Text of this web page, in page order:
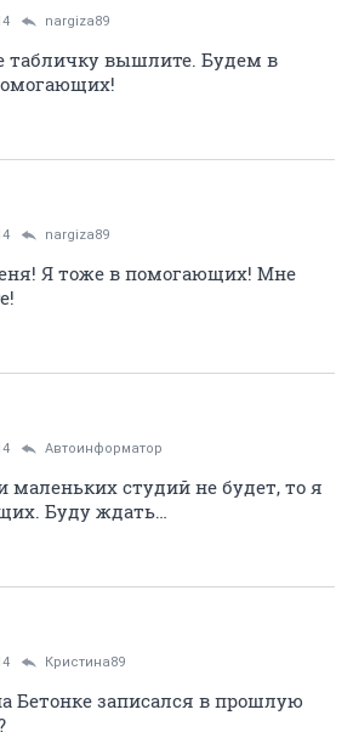
nargiza89
табличку вышлите. Будем в
nargiza89
Я тоже в помогающих! Мне
Автоинформатор
маленьких студий не будет, то я
Буду ждать…
Кристина89
Бетонке записался в прошлую